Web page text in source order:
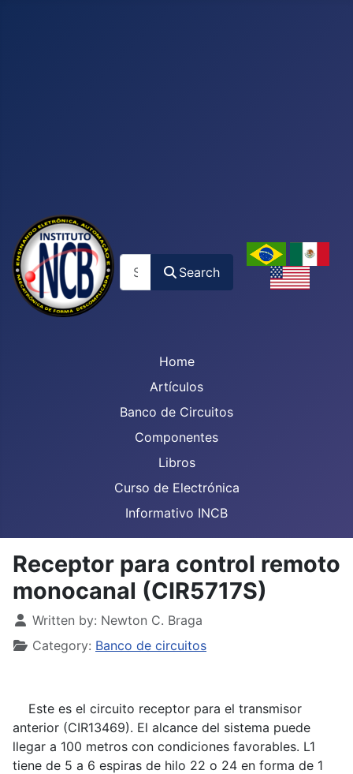
Search
Home
Artículos
Banco de Circuitos
Componentes
Libros
Curso de Electrónica
Informativo INCB
Receptor para control remoto
monocanal (CIR5717S)
Details
Written by: Newton C. Braga
Category: Banco de circuitos
Este es el circuito receptor para el transmisor
anterior (CIR13469). El alcance del sistema puede
llegar a 100 metros con condiciones favorables. L1
tiene de 5 a 6 espiras de hilo 22 o 24 en forma de 1